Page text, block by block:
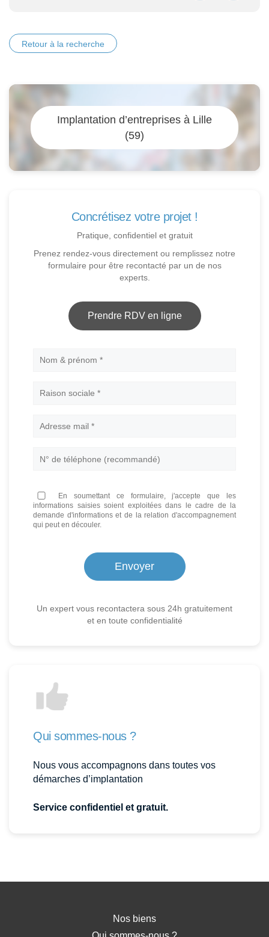
Retour à la recherche
Implantation d’entreprises à Lille
(59)
Concrétisez votre projet !
Pratique, confidentiel et gratuit
Prenez rendez-vous directement ou remplissez notre
formulaire pour être recontacté par un de nos
experts.
Prendre RDV en ligne
Nom
En soumettant ce formulaire, j'accepte que les
informations saisies soient exploitées dans le cadre de la
demande d'informations et de la relation d'accompagnement
qui peut en découler.
Un expert vous recontactera sous 24h gratuitement
et en toute confidentialité
Qui sommes-nous ?
Nous vous accompagnons dans toutes vos
démarches d’implantation
Service confidentiel et gratuit.
Nos biens